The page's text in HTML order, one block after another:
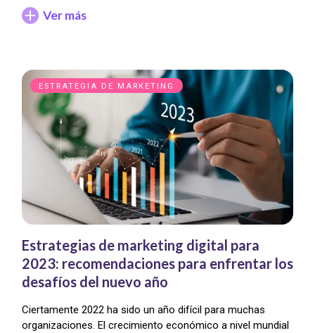
Ver más
ESTRATEGIA DE MARKETING
Estrategias de marketing digital para
2023: recomendaciones para enfrentar los
desafíos del nuevo año
Ciertamente 2022 ha sido un año difícil para muchas
organizaciones. El crecimiento económico a nivel mundial